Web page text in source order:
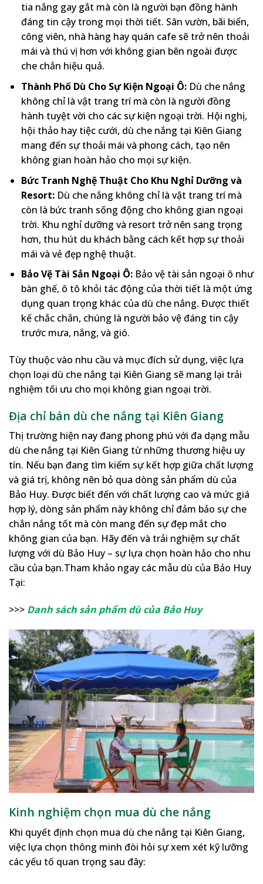
tia nắng gay gắt mà còn là người bạn đồng hành
đáng tin cậy trong mọi thời tiết. Sân vườn, bãi biển,
công viên, nhà hàng hay quán cafe sẽ trở nên thoải
mái và thú vị hơn với không gian bên ngoài được
che chắn hiệu quả.
Thành Phố Dù Cho Sự Kiện Ngoại Ô:Dù che nắng
không chỉ là vật trang trí mà còn là người đồng
hành tuyệt vời cho các sự kiện ngoại trời. Hội nghị,
hội thảo hay tiệc cưới, dù che nắng tại Kiên Giang
mang đến sự thoải mái và phong cách, tạo nên
không gian hoàn hảo cho mọi sự kiện.
Bức Tranh Nghệ Thuật Cho Khu Nghỉ Dưỡng và
Resort:Dù che nắng không chỉ là vật trang trí mà
còn là bức tranh sống động cho không gian ngoại
trời. Khu nghỉ dưỡng và resort trở nên sang trọng
hơn, thu hút du khách bằng cách kết hợp sự thoải
mái và vẻ đẹp nghệ thuật.
Bảo Vệ Tài Sản Ngoại Ô:Bảo vệ tài sản ngoại ô như
bàn ghế, ô tô khỏi tác động của thời tiết là một ứng
dụng quan trọng khác của dù che nắng. Được thiết
kế chắc chắn, chúng là người bảo vệ đáng tin cậy
trước mưa, nắng, và gió.
Tùy thuộc vào nhu cầu và mục đích sử dụng, việc lựa
chọn loại dù che nắng tại Kiên Giang sẽ mang lại trải
nghiệm tối ưu cho mọi không gian ngoại trời.
Địa chỉ bán dù che nắng tại Kiên Giang
Thị trường hiện nay đang phong phú với đa dạng mẫu
dù che nắng tại Kiên Giang từ những thương hiệu uy
tín. Nếu bạn đang tìm kiếm sự kết hợp giữa chất lượng
và giá trị, không nên bỏ qua dòng sản phẩm dù của
Bảo Huy. Được biết đến với chất lượng cao và mức giá
hợp lý, dòng sản phẩm này không chỉ đảm bảo sự che
chắn nắng tốt mà còn mang đến sự đẹp mắt cho
không gian của bạn. Hãy đến và trải nghiệm sự chất
lượng với dù Bảo Huy – sự lựa chọn hoàn hảo cho nhu
cầu của bạn.Tham khảo ngay các mẫu dù của Bảo Huy
Tại:
>>> Danh sách sản phẩm dù của Bảo Huy
Kinh nghiệm chọn mua dù che nắng
Khi quyết định chọn mua dù che nắng tại Kiên Giang,
việc lựa chọn thông minh đòi hỏi sự xem xét kỹ lưỡng
các yếu tố quan trọng sau đây: